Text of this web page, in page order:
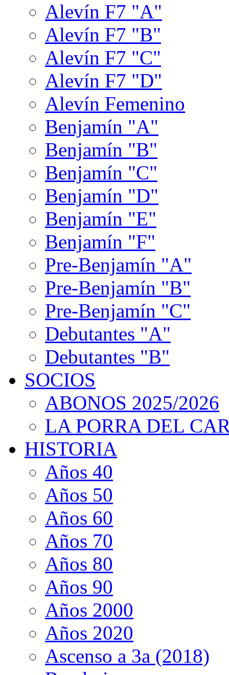
Alevín F7 "A"
Alevín F7 "B"
Alevín F7 "C"
Alevín F7 "D"
Alevín Femenino
Benjamín "A"
Benjamín "B"
Benjamín "C"
Benjamín "D"
Benjamín "E"
Benjamín "F"
Pre-Benjamín "A"
Pre-Benjamín "B"
Pre-Benjamín "C"
Debutantes "A"
Debutantes "B"
SOCIOS
ABONOS 2025/2026
LA PORRA DEL
HISTORIA
Años 40
Años 50
Años 60
Años 70
Años 80
Años 90
Años 2000
Años 2020
Ascenso a 3a (2018)